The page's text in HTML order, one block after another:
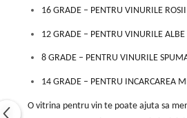
16 GRADE – PENTRU VINURILE ROSII
12 GRADE – PENTRU VINURILE ALBE
8 GRADE – PENTRU VINURILE
14 GRADE – PENTRU INCARCAREA
O vitrina pentru vin te poate ajuta sa